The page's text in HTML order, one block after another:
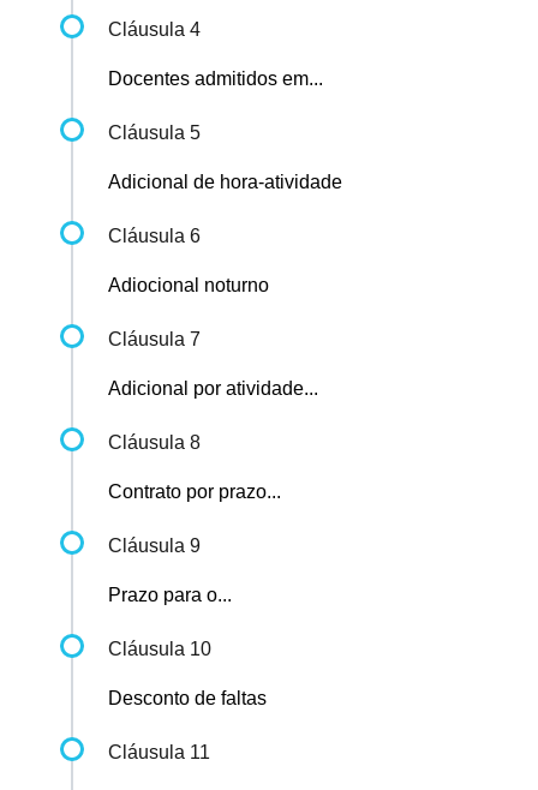
Cláusula 4
Docentes admitidos em...
Cláusula 5
Adicional de hora-atividade
Cláusula 6
Adiocional noturno
Cláusula 7
Adicional por atividade...
Cláusula 8
Contrato por prazo...
Cláusula 9
Prazo para o...
Cláusula 10
Desconto de faltas
Cláusula 11